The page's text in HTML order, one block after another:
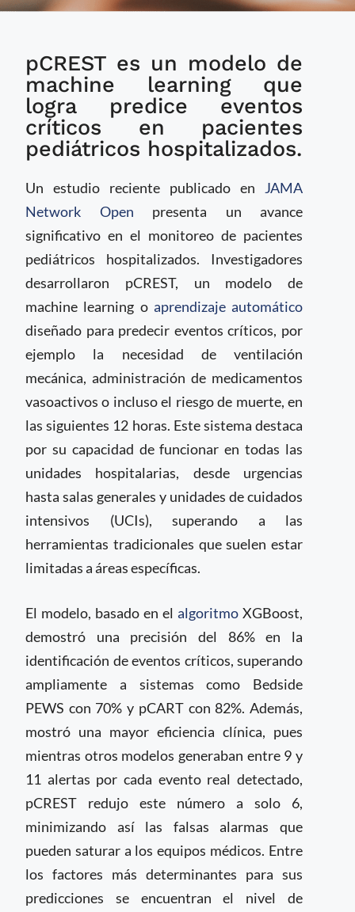
predice eventos
críticos en niños
hospitalizados con
mayor precisión
pCREST es un modelo de
machine learning que
logra predice eventos
críticos en pacientes
pediátricos hospitalizados.
Un estudio reciente publicado en JAMA
Network Open presenta un avance
significativo en el monitoreo de pacientes
pediátricos hospitalizados. Investigadores
desarrollaron pCREST, un modelo de
machine learning o aprendizaje automático
diseñado para predecir eventos críticos, por
ejemplo la necesidad de ventilación
mecánica, administración de medicamentos
vasoactivos o incluso el riesgo de muerte, en
las siguientes 12 horas. Este sistema destaca
por su capacidad de funcionar en todas las
unidades hospitalarias, desde urgencias
hasta salas generales y unidades de cuidados
intensivos (UCIs), superando a las
herramientas tradicionales que suelen estar
limitadas a áreas específicas.
El modelo, basado en el algoritmo XGBoost,
demostró una precisión del 86% en la
identificación de eventos críticos, superando
ampliamente a sistemas como Bedside
PEWS con 70% y pCART con 82%. Además,
mostró una mayor eficiencia clínica, pues
mientras otros modelos generaban entre 9 y
11 alertas por cada evento real detectado,
pCREST redujo este número a solo 6,
minimizando así las falsas alarmas que
pueden saturar a los equipos médicos. Entre
los factores más determinantes para sus
predicciones se encuentran el nivel de